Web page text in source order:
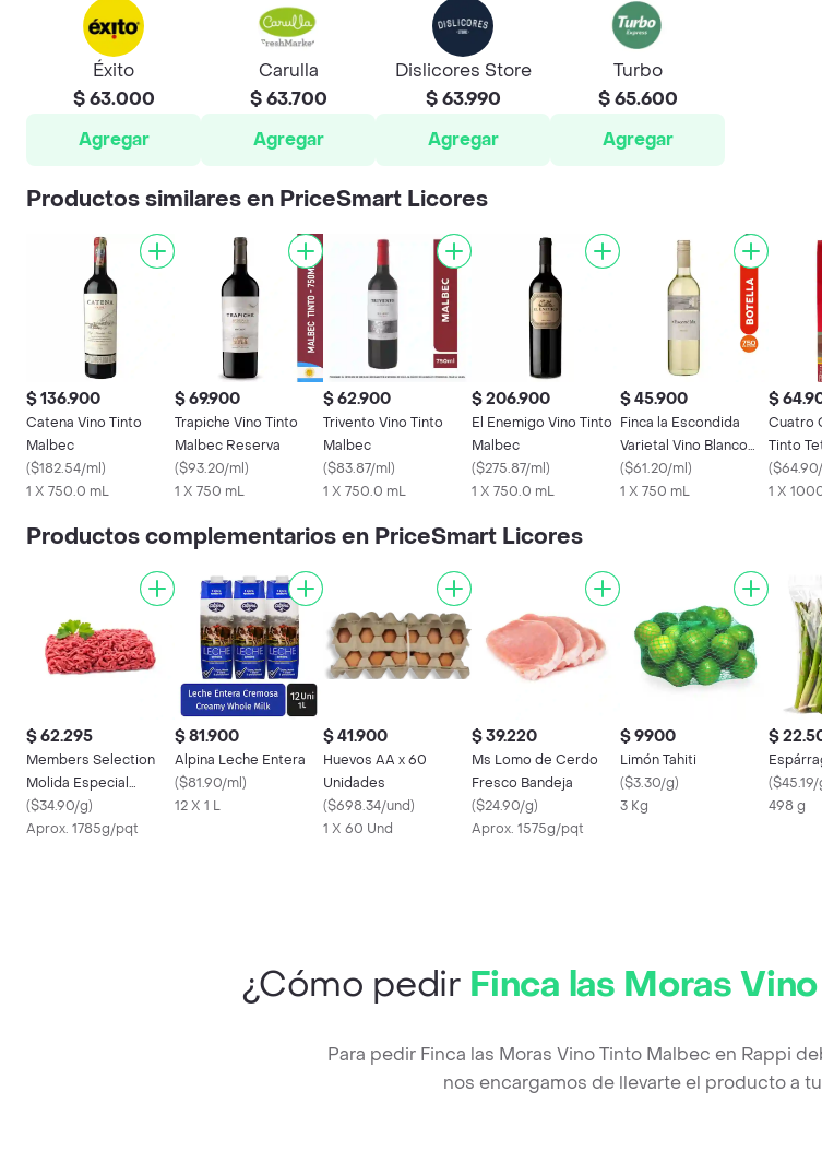
Éxito
$ 63.000
Agregar
Carulla
$ 63.700
Agregar
Dislicores Store
$ 63.990
Agregar
Turbo
$ 65.600
Agregar
Productos similares en PriceSmart Licores
$ 136.900
Catena Vino Tinto
Malbec
($182.54/ml)
1 X 750.0 mL
$ 69.900
Trapiche Vino Tinto
Malbec Reserva
($93.20/ml)
1 X 750 mL
$ 62.900
Trivento Vino Tinto
Malbec
($83.87/ml)
1 X 750.0 mL
$ 206.900
El Enemigo Vino Tinto
Malbec
($275.87/ml)
1 X 750.0 mL
$ 45.900
Finca la Escondida
Varietal Vino Blanco
Torrontés
($61.20/ml)
1 X 750 mL
$
Cuatro
Tinto
(
1 X
Productos complementarios en PriceSmart Licores
$ 62.295
Members Selection
Molida Especial
Fresca
($34.90/g)
Aprox. 1785g/pqt
$ 81.900
Alpina Leche Entera
($81.90/ml)
12 X 1 L
$ 41.900
Huevos AA x 60
Unidades
($698.34/und)
1 X 60 Und
$ 39.220
Ms Lomo de Cerdo
Fresco Bandeja
($24.90/g)
Aprox. 1575g/pqt
$ 9900
Limón Tahiti
($3.30/g)
3 Kg
$
($45.19/
498 g
¿Cómo pedir Finca las Moras
Para pedir Finca las Moras Vino Tinto Malbec en Rappi
nos encargamos de llevarte el producto a